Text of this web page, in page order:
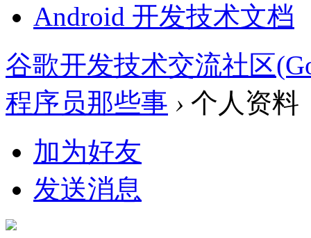
Android 开发技术文档
谷歌开发技术交流社区
程序员那些事 › 个人资料
加为好友
发送消息